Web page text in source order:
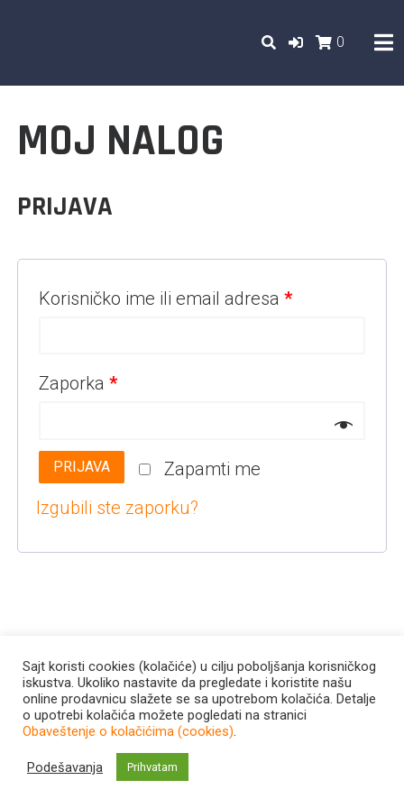
SHOP ONLINE 0
MOJ NALOG
PRIJAVA
Korisničko ime ili email adresa *
Zaporka *
Zapamti me
PRIJAVA
Izgubili ste zaporku?
Powered by WordPress Theme:Azuma
Uslovi korišćenja Privatnost podataka
Obaveštenje o
Sajt koristi cookies (kolačiće) u cilju poboljšanja korisničkog
iskustva. Ukoliko nastavite da pregledate i koristite našu
online prodavnicu slažete se sa upotrebom kolačića. Detalje
o upotrebi kolačića možete pogledati na stranici
Obaveštenje o kolačićima (cookies).
Podešavanja Prihvatam